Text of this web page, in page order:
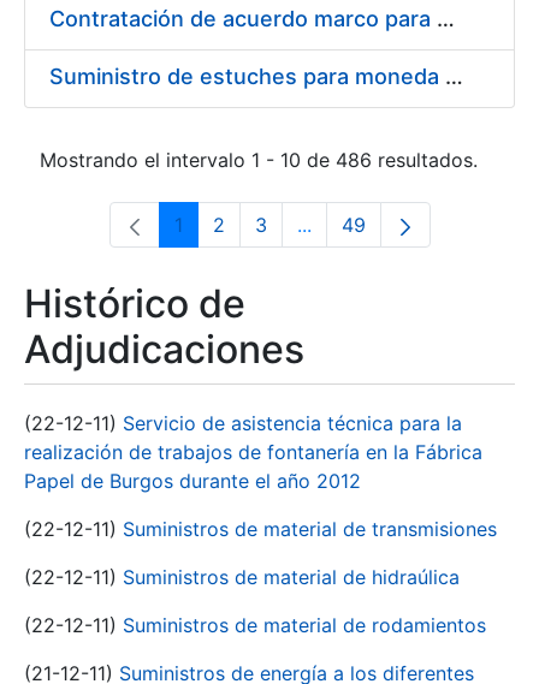
Contratación de acuerdo marco para el Suministro de Material de Electricidad para la Fábrica Nacional de Moneda y Timbre-Real Casa de la Moneda en su centro de trabajo de Burgos
Suministro de estuches para moneda de 30 €
Mostrando el intervalo 1 - 10 de 486 resultados.
Página
1 Página
2 Página
3 ...Páginas intermedias Use
Página
49
Histórico de
Adjudicaciones
(22-12-11) Servicio de asistencia técnica para la
realización de trabajos de fontanería en la Fábrica
Papel de Burgos durante el año 2012
(22-12-11) Suministros de material de transmisiones
(22-12-11) Suministros de material de hidraúlica
(22-12-11) Suministros de material de rodamientos
(21-12-11) Suministros de energía a los diferentes